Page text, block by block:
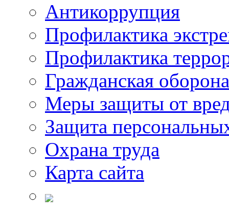
Антикоррупция
Профилактика
Профилактика
Гражданская оборона
Меры защиты от
Защита
Охрана труда
Карта сайта